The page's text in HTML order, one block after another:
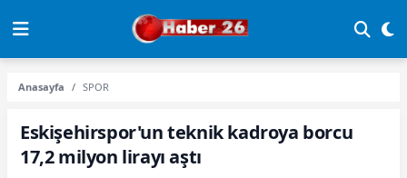
Anasayfa SPOR
Eskişehirspor'un teknik kadroya borcu
17,2 milyon lirayı aştı